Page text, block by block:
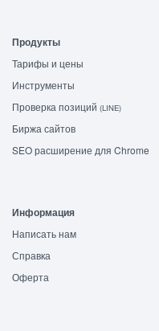
Продукты
Тарифы и цены
Инструменты
Проверка позиций (LINE)
Биржа сайтов
SEO расширение для Chrome
Информация
Написать нам
Справка
Оферта